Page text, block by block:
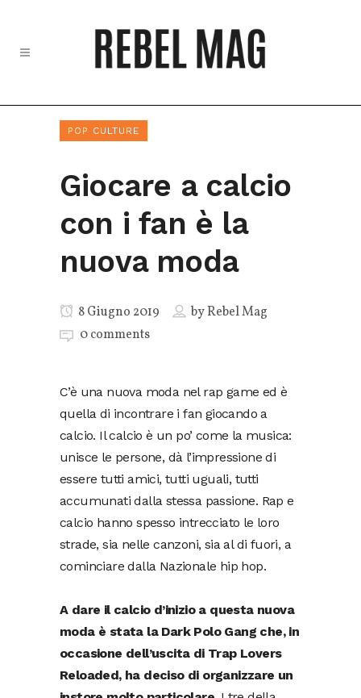
POP CULTURE
Giocare a calcio
con i fan è la
nuova moda
8 Giugno 2019 byRebel Mag
0 comments
C’è una nuova moda nel rap game ed è
quella di incontrare i fan giocando a
calcio. Il calcio è un po’ come la musica:
unisce le persone, dà l’impressione di
essere tutti amici, tutti uguali, tutti
accumunati dalla stessa passione. Rap e
calcio hanno spesso intrecciato le loro
strade, sia nelle canzoni, sia al di fuori, a
cominciare dalla Nazionale hip hop.
A dare il calcio d’inizio a questa nuova
moda è stata la Dark Polo Gang che, in
occasione dell’uscita di Trap Lovers
Reloaded, ha deciso di organizzare un